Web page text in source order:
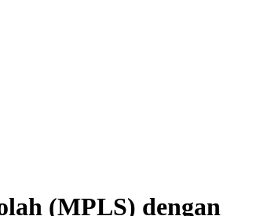
(MPLS) dengan